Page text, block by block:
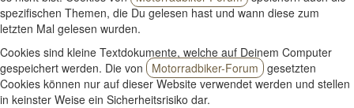
spezifischen Themen, die Du gelesen hast und wann diese zum
letzten Mal gelesen wurden.
Cookies sind kleine Textdokumente, welche auf Deinem Computer
gespeichert werden. Die von
Motorradbiker-Forum gesetzten
Cookies können nur auf dieser Website verwendet werden und stellen
in keinster Weise ein Sicherheitsrisiko dar.